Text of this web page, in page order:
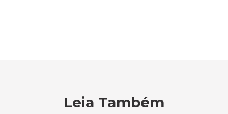
Leia Também
WhatsApp Campo Real